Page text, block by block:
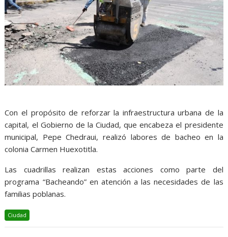
Con el propósito de reforzar la infraestructura urbana de la
capital, el Gobierno de la Ciudad, que encabeza el presidente
municipal, Pepe Chedraui, realizó labores de bacheo en la
colonia Carmen Huexotitla.
Las cuadrillas realizan estas acciones como parte del
programa “Bacheando” en atención a las necesidades de las
familias poblanas.
Ciudad